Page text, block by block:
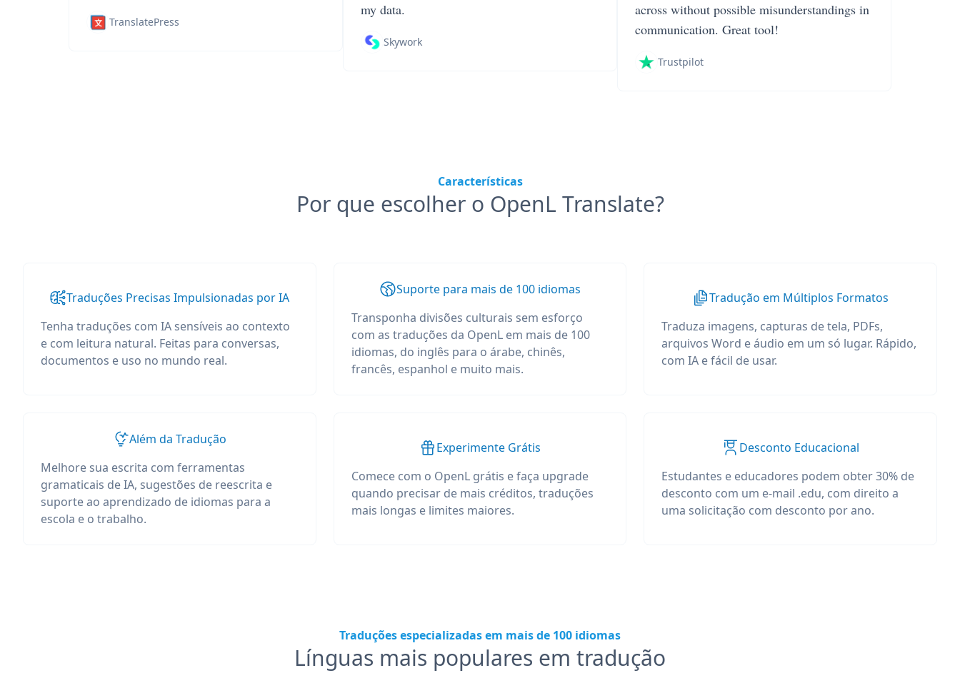
TranslatePress
my data.
Skywork
across without possible misunderstandings in
communication. Great tool!
Trustpilot
Características
Por que escolher o OpenL Translate?
Traduções Precisas Impulsionadas por IA
Tenha traduções com IA sensíveis ao contexto
e com leitura natural. Feitas para conversas,
documentos e uso no mundo real.
Suporte para mais de 100 idiomas
Transponha divisões culturais sem esforço
com as traduções da OpenL em mais de 100
idiomas, do inglês para o árabe, chinês,
francês, espanhol e muito mais.
Tradução em Múltiplos Formatos
Traduza imagens, capturas de tela, PDFs,
arquivos Word e áudio em um só lugar. Rápido,
com IA e fácil de usar.
Além da Tradução
Melhore sua escrita com ferramentas
gramaticais de IA, sugestões de reescrita e
suporte ao aprendizado de idiomas para a
escola e o trabalho.
Experimente Grátis
Comece com o OpenL grátis e faça upgrade
quando precisar de mais créditos, traduções
mais longas e limites maiores.
Desconto Educacional
Estudantes e educadores podem obter 30% de
desconto com um e-mail .edu, com direito a
uma solicitação com desconto por ano.
Traduções especializadas em mais de 100 idiomas
Línguas mais populares em tradução